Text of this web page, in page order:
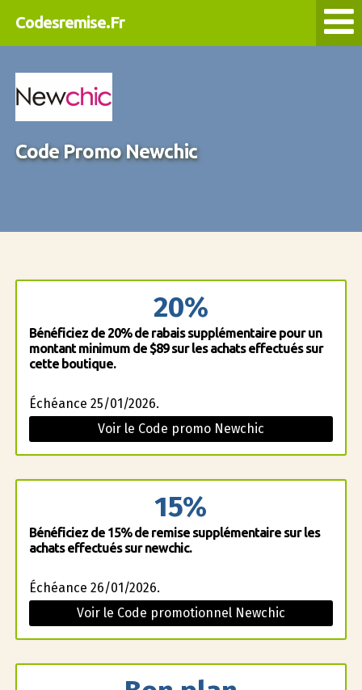
Codesremise.Fr
Code Promo Newchic
20%
Bénéficiez de 20% de rabais supplémentaire pour un
montant minimum de $89 sur les achats effectués sur
cette boutique.
Échéance 25/01/2026.
Voir le Code promo Newchic
15%
Bénéficiez de 15% de remise supplémentaire sur les
achats effectués sur newchic.
Échéance 26/01/2026.
Voir le Code promotionnel Newchic